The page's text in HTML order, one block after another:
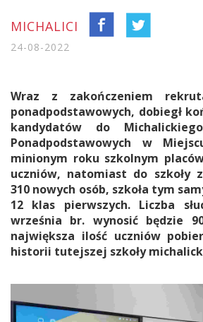
MICHALICI
24-08-2022
Wraz z zakończeniem
ponadpodstawowych, dobiegł
kandydatów do
Ponadpodstawowych w
minionym roku szkolnym
uczniów, natomiast do szkoły
310 nowych osób, szkoła tym
12 klas pierwszych. Liczba
września br. wynosić będzie
największa ilość uczniów
historii tutejszej szkoły